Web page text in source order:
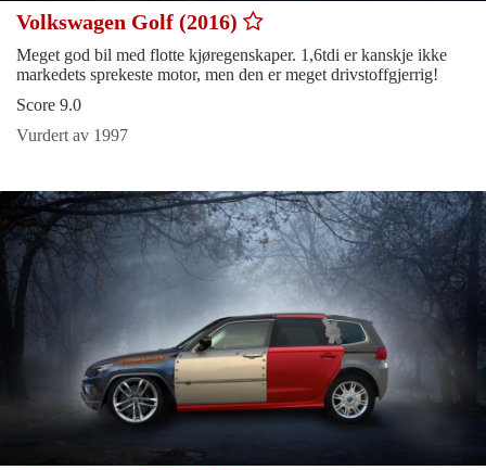
Volkswagen Golf (2016)
Meget god bil med flotte kjøregenskaper. 1,6tdi er kanskje ikke
markedets sprekeste motor, men den er meget drivstoffgjerrig!
Score 9.0
Vurdert av 1997